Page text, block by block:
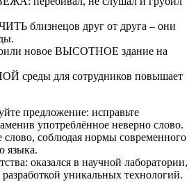
близнецов друг от друга – они
новое ВЫСОТНОЕ здание на
среды для сотрудников повышает
предложение: исправьте
употреблённое неверно слово.
соблюдая нормы современного
языка.
оказался в научной лаборатории,
уникальных технологий.